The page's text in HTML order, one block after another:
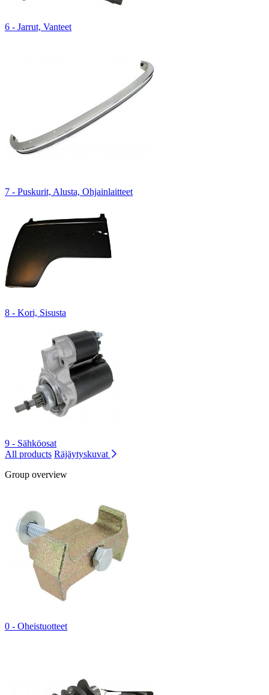
6 - Jarrut, Vanteet
7 - Puskurit, Alusta, Ohjainlaitteet
8 - Kori, Sisusta
9 - Sähköosat
All products Räjäytyskuvat
Group overview
0 - Oheistuotteet